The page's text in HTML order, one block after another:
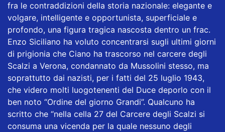
fra le contraddizioni della storia nazionale: elegante e
volgare, intelligente e opportunista, superficiale e
profondo, una figura tragica nascosta dentro un frac.
Enzo Siciliano ha voluto concentrarsi sugli ultimi giorni
di prigionia che Ciano ha trascorso nel carcere degli
Scalzi a Verona, condannato da Mussolini stesso, ma
soprattutto dai nazisti, per i fatti del 25 luglio 1943,
che videro molti luogotenenti del Duce deporlo con il
ben noto “Ordine del giorno Grandi”. Qualcuno ha
scritto che “nella cella 27 del Carcere degli Scalzi si
consuma una vicenda per la quale nessuno degli